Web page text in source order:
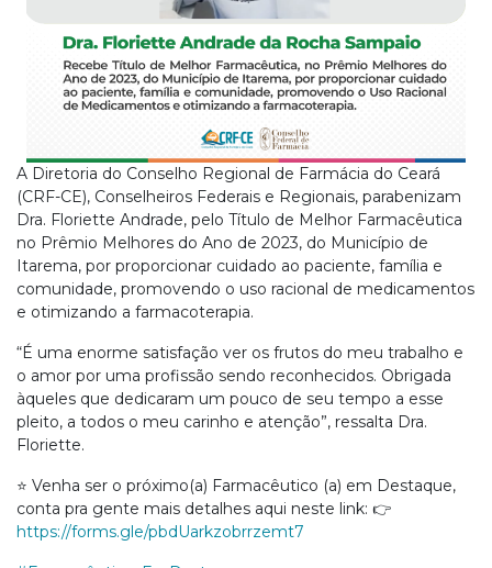
A Diretoria do Conselho Regional de Farmácia do Ceará
(CRF-CE), Conselheiros Federais e Regionais, parabenizam
Dra. Floriette Andrade, pelo Título de Melhor Farmacêutica
no Prêmio Melhores do Ano de 2023, do Município de
Itarema, por proporcionar cuidado ao paciente, família e
comunidade, promovendo o uso racional de medicamentos
e otimizando a farmacoterapia.
“É uma enorme satisfação ver os frutos do meu trabalho e
o amor por uma profissão sendo reconhecidos. Obrigada
àqueles que dedicaram um pouco de seu tempo a esse
pleito, a todos o meu carinho e atenção”, ressalta Dra.
Floriette.
⭐ Venha ser o próximo(a) Farmacêutico (a) em Destaque,
conta pra gente mais detalhes aqui neste link: 👉
https://forms.gle/pbdUarkzobrrzemt7